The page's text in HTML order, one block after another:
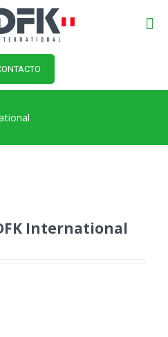
International